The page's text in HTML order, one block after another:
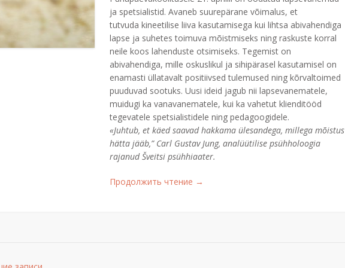
ja spetsialistid. Avaneb suurepärane võimalus, et
tutvuda kineetilise liiva kasutamisega kui lihtsa abivahendiga
lapse ja suhetes toimuva mõistmiseks ning raskuste korral
neile koos lahenduste otsimiseks. Tegemist on
abivahendiga, mille oskuslikul ja sihipärasel kasutamisel on
enamasti üllatavalt positiivsed tulemused ning kõrvaltoimed
puuduvad sootuks. Uusi ideid jagub nii lapsevanematele,
muidugi ka vanavanematele, kui ka vahetut klienditööd
tegevatele spetsialistidele ning pedagoogidele.
«Juhtub, et käed saavad hakkama ülesandega, millega mõistus
hätta jääb,” Carl Gustav Jung, analüütilise psühholoogia
rajanud Šveitsi psühhiaater.
Продолжить чтение «KINEETLINE
→